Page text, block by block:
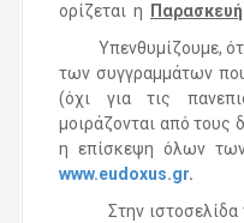
ορίζεται η
Παρασκευή
Υπενθυμίζουμε, ότι
των συγγραμμάτων
(όχι για τις
μοιράζονται από τους
η επίσκεψη όλων
www.eudoxus.gr.
Στην ιστοσελίδα